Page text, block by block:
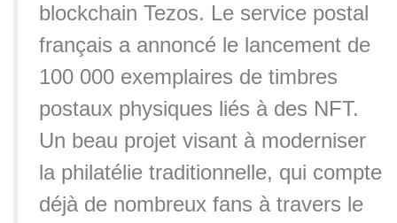
blockchain Tezos. Le service postal
français a annoncé le lancement de
100 000 exemplaires de timbres
postaux physiques liés à des NFT.
Un beau projet visant à moderniser
la philatélie traditionnelle, qui compte
déjà de nombreux fans à travers le